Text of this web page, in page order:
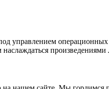
управлением